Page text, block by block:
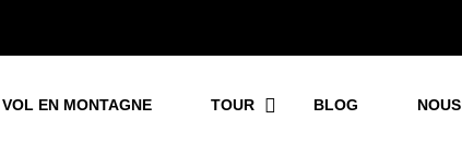
VOL EN MONTAGNE TOUR BLOG NOUS